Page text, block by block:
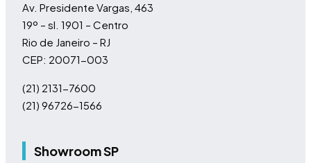
Av. Presidente Vargas, 463
19º – sl. 1901 – Centro
Rio de Janeiro – RJ
CEP: 20071-003
(21) 2131-7600
(21) 96726-1566
Showroom SP